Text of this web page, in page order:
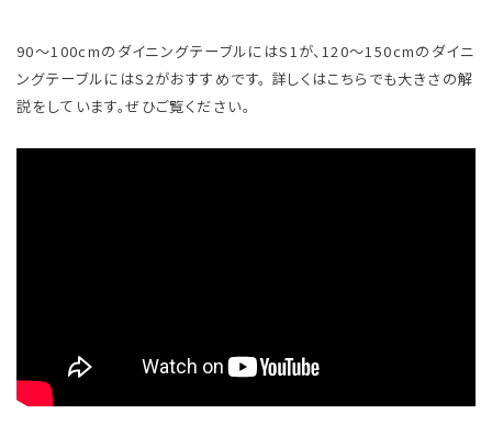
90～100cmのダイニングテーブルにはS1が、120～150cmのダイニ
ングテーブルにはS2がおすすめです。 詳しくはこちらでも大きさの解
説をしています。ぜひご覧ください。